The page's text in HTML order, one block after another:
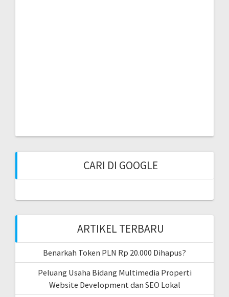
CARI DI GOOGLE
ARTIKEL TERBARU
Benarkah Token PLN Rp 20.000 Dihapus?
Peluang Usaha Bidang Multimedia Properti
Website Development dan SEO Lokal